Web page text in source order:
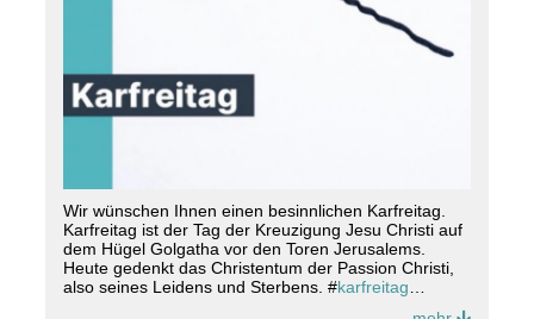
Wir wünschen Ihnen einen besinnlichen Karfreitag.
Karfreitag ist der Tag der Kreuzigung Jesu Christi auf
dem Hügel Golgatha vor den Toren Jerusalems.
Heute gedenkt das Christentum der Passion Christi,
also seines Leidens und Sterbens. #karfreitag